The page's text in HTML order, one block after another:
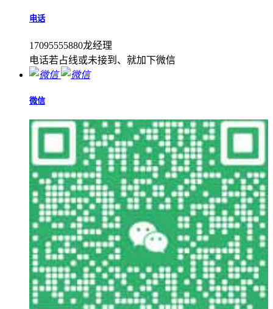
电话
17095555880龙经理
电话若占线或未接到、就加下微信
微信